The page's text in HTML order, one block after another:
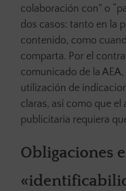
colaboración con” o
dos casos: tanto en la
contenido, como
comparta. Por el
comunicado de la
utilización de
claras, así como que
publicitaria requiera
Obligaciones